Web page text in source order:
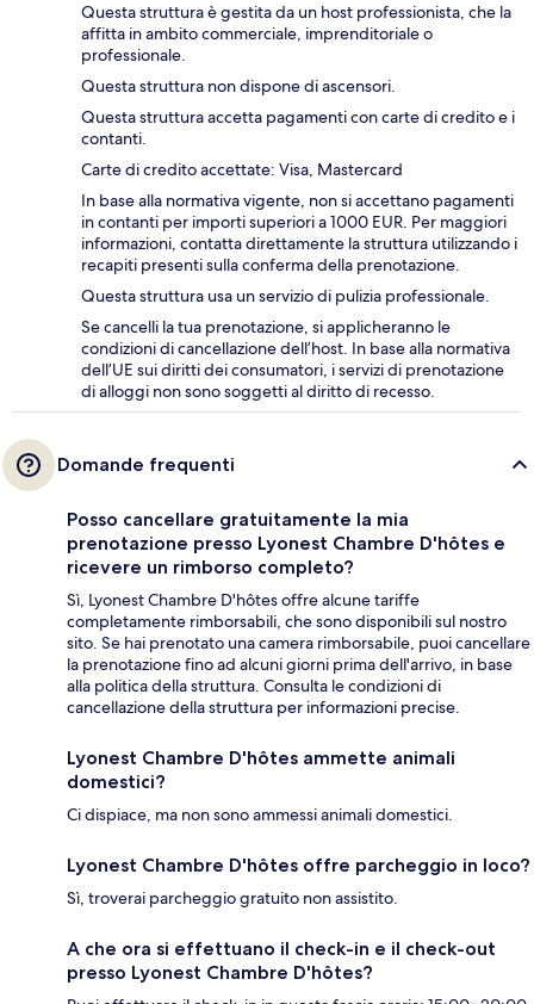
Questa struttura è gestita da un host professionista, che la
affitta in ambito commerciale, imprenditoriale o
professionale.
Questa struttura non dispone di ascensori.
Questa struttura accetta pagamenti con carte di credito e i
contanti.
Carte di credito accettate: Visa, Mastercard
In base alla normativa vigente, non si accettano pagamenti
in contanti per importi superiori a 1000 EUR. Per maggiori
informazioni, contatta direttamente la struttura utilizzando i
recapiti presenti sulla conferma della prenotazione.
Questa struttura usa un servizio di pulizia professionale.
Se cancelli la tua prenotazione, si applicheranno le
condizioni di cancellazione dell’host. In base alla normativa
dell’UE sui diritti dei consumatori, i servizi di prenotazione
di alloggi non sono soggetti al diritto di recesso.
Domande frequenti
Posso cancellare gratuitamente la mia
prenotazione presso Lyonest Chambre D'hôtes e
ricevere un rimborso completo?
Sì, Lyonest Chambre D'hôtes offre alcune tariffe
completamente rimborsabili, che sono disponibili sul nostro
sito. Se hai prenotato una camera rimborsabile, puoi cancellare
la prenotazione fino ad alcuni giorni prima dell'arrivo, in base
alla politica della struttura. Consulta le condizioni di
cancellazione della struttura per informazioni precise.
Lyonest Chambre D'hôtes ammette animali
domestici?
Ci dispiace, ma non sono ammessi animali domestici.
Lyonest Chambre D'hôtes offre parcheggio in loco?
Sì, troverai parcheggio gratuito non assistito.
A che ora si effettuano il check-in e il check-out
presso Lyonest Chambre D'hôtes?